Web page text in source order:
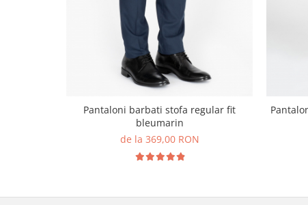
Pantaloni barbati stofa regular fit
bleumarin
de la 369,00 RON